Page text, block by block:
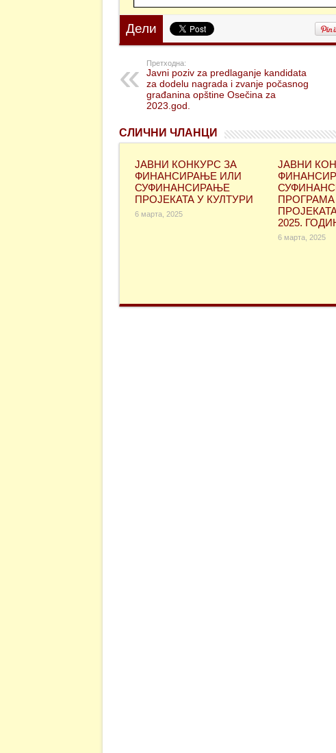
Дели
Претходна:
Javni poziv za predlaganje kandidata
za dodelu nagrada i zvanje počasnog
građanina opštine Osečina za
2023.god.
СЛИЧНИ ЧЛАНЦИ
ЈАВНИ КОНКУРС ЗА
ФИНАНСИРАЊЕ ИЛИ
СУФИНАНСИРАЊЕ
ПРОЈЕКАТА У КУЛТУРИ
6 марта, 2025
ЈАВНИ
2025.
6 марта, 2025